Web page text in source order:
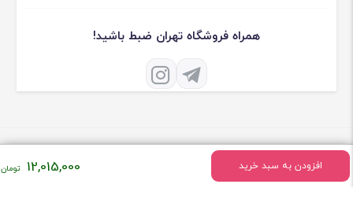
افزودن به سبد خرید 12,015,000
همراه فروشگاه تهران ضبط باشید!
درباره فروشگاه تهران ضبط